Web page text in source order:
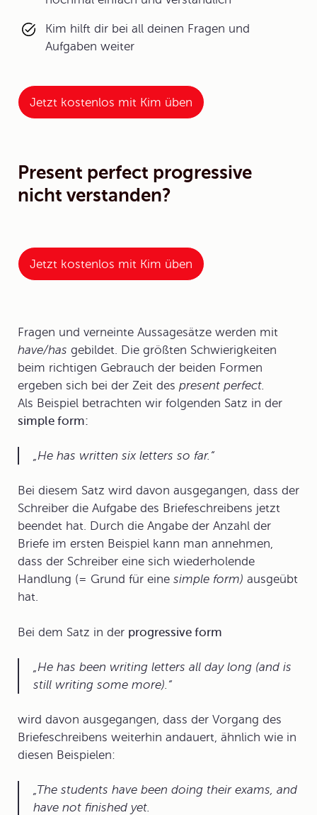
Kim hilft dir bei all deinen Fragen und
Aufgaben weiter
Jetzt kostenlos mit Kim üben
Present perfect progressive
nicht verstanden?
Jetzt kostenlos mit Kim üben
Fragen und verneinte Aussagesätze werden mit
have/has gebildet. Die größten Schwierigkeiten
beim richtigen Gebrauch der beiden Formen
ergeben sich bei der Zeit des present perfect.
Als Beispiel betrachten wir folgenden Satz in der
simple form:
He has written six letters so far.
Bei diesem Satz wird davon ausgegangen, dass der
Schreiber die Aufgabe des Briefeschreibens jetzt
beendet hat. Durch die Angabe der Anzahl der
Briefe im ersten Beispiel kann man annehmen,
dass der Schreiber eine sich wiederholende
Handlung (= Grund für eine simple form) ausgeübt
hat.
Bei dem Satz in der progressive form
He has been writing letters all day long (and is
still writing some more).
wird davon ausgegangen, dass der Vorgang des
Briefeschreibens weiterhin andauert, ähnlich wie in
diesen Beispielen:
The students have been doing their exams, and
have not finished yet.